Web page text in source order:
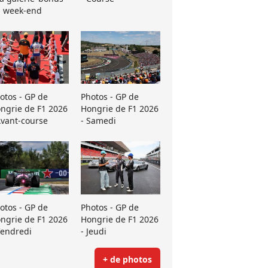
week-end
- GP de
de F1 2026
course
Photos - GP de
Hongrie de F1 2026
- Samedi
- GP de
de F1 2026
Photos - GP de
Hongrie de F1 2026
- Jeudi
+ de photos